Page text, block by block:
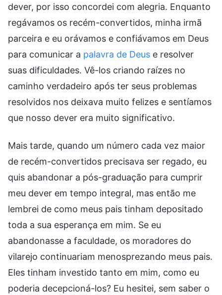
dever, por isso concordei com alegria. Enquanto
regávamos os recém-convertidos, minha irmã
parceira e eu orávamos e confiávamos em Deus
para comunicar a palavra de Deus e resolver
suas dificuldades. Vê-los criando raízes no
caminho verdadeiro após ter seus problemas
resolvidos nos deixava muito felizes e sentíamos
que nosso dever era muito significativo.
Mais tarde, quando um número cada vez maior
de recém-convertidos precisava ser regado, eu
quis abandonar a pós-graduação para cumprir
meu dever em tempo integral, mas então me
lembrei de como meus pais tinham depositado
toda a sua esperança em mim. Se eu
abandonasse a faculdade, os moradores do
vilarejo continuariam menosprezando meus pais.
Eles tinham investido tanto em mim, como eu
poderia decepcioná-los? Eu hesitei, sem saber o